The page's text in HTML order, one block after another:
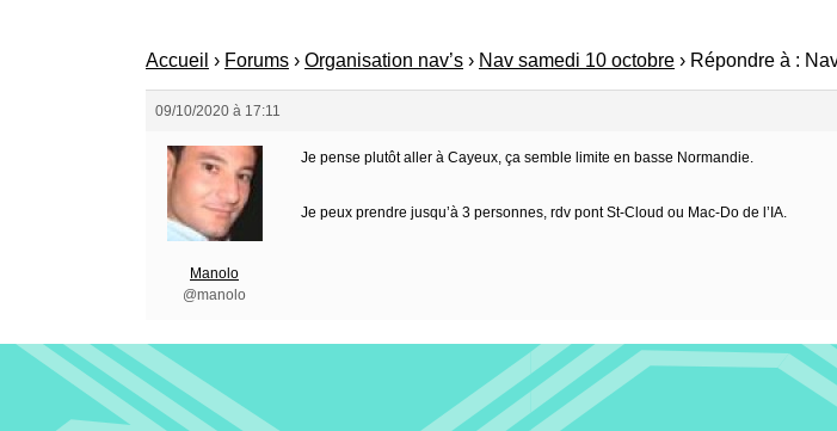
Accueil › Forums › Organisation nav’s › Nav samedi 10 octobre › Répondre à :
09/10/2020 à 17:11
Manolo
@manolo
Je pense plutôt aller à Cayeux, ça semble limite en basse Normandie.
Je peux prendre jusqu’à 3 personnes, rdv pont St-Cloud ou Mac-Do de l’IA.